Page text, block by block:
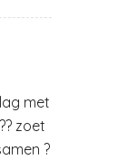
met
zoet
?